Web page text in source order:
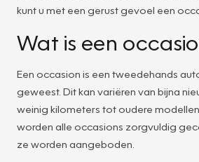
kunt u met een gerust gevoel een
Wat is een
Een occasion is een tweedehands
geweest. Dit kan variëren van bijna
weinig kilometers tot oudere
worden alle occasions zorgvuldig
ze worden aangeboden.